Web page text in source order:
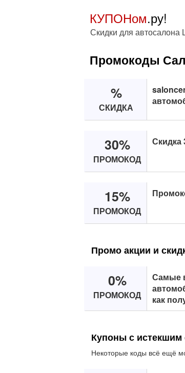
КУПОНом.ру!
Скидки для автосалона
Промокоды
%
СКИДКА
30%
ПРОМОКОД
Скидка
15%
ПРОМОКОД
Промо акции и
0%
ПРОМОКОД
Самые
как
Купоны с истекшим
Некоторые коды всё ещё